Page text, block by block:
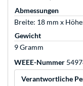
Abmessungen
Breite: 18 mm x
Gewicht
9 Gramm
WEEE-Nummer
Verantwortliche